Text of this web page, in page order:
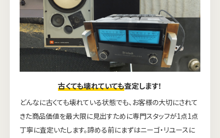
古くても壊れていても査定します！
どんなに古くても壊れている状態でも、お客様の大切にされて
きた商品価値を最大限に見出すために専門スタッフが1点1点
丁寧に査定いたします。諦める前にまずはニーゴ・リユースに